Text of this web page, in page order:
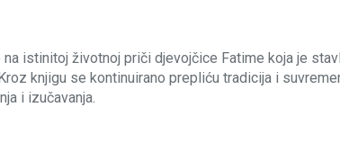
istinitoj životnoj priči djevojčice Fatime koja je
knjigu se kontinuirano prepliću tradicija i
i izučavanja.